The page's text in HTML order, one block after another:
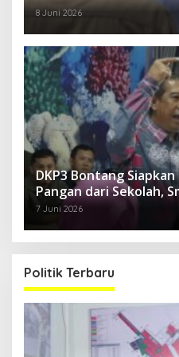
8 Juni 2026
DKP3 Bontang
Pangan dari Sekolah,
7 Juni 2026
Politik Terbaru